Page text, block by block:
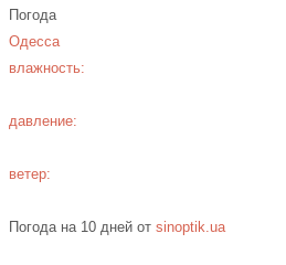
Погода
Одесса
влажность:
давление:
ветер:
Погода на 10 дней отsinoptik.ua